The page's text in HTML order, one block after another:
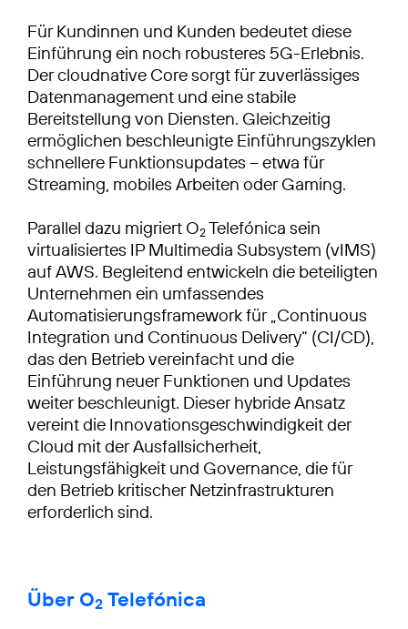
Für Kundinnen und Kunden bedeutet diese
Einführung ein noch robusteres 5G-Erlebnis.
Der cloudnative Core sorgt für zuverlässiges
Datenmanagement und eine stabile
Bereitstellung von Diensten. Gleichzeitig
ermöglichen beschleunigte Einführungszyklen
schnellere Funktionsupdates – etwa für
Streaming, mobiles Arbeiten oder Gaming.
Parallel dazu migriert O2Telefónica sein
virtualisiertes IP Multimedia Subsystem (vIMS)
auf AWS. Begleitend entwickeln die beteiligten
Unternehmen ein umfassendes
Automatisierungsframework für „Continuous
Integration und Continuous Delivery“ (CI/CD),
das den Betrieb vereinfacht und die
Einführung neuer Funktionen und Updates
weiter beschleunigt. Dieser hybride Ansatz
vereint die Innovationsgeschwindigkeit der
Cloud mit der Ausfallsicherheit,
Leistungsfähigkeit und Governance, die für
den Betrieb kritischer Netzinfrastrukturen
erforderlich sind.
Über O2 Telefónica